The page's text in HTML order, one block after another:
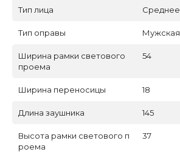
Тип лица Среднее
Тип оправы Мужская
Ширина рамки светового
проема
54
Ширина переносицы 18
Длина заушника 145
Высота рамки светового п
роема
37